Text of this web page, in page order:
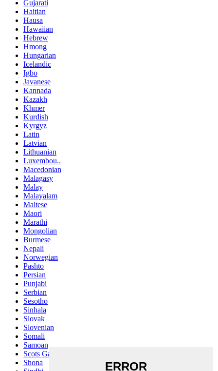
Gujarati
Haitian
Hausa
Hawaiian
Hebrew
Hmong
Hungarian
Icelandic
Igbo
Javanese
Kannada
Kazakh
Khmer
Kurdish
Kyrgyz
Latin
Latvian
Lithuanian
Luxembou..
Macedonian
Malagasy
Malay
Malayalam
Maltese
Maori
Marathi
Mongolian
Burmese
Nepali
Norwegian
Pashto
Persian
Punjabi
Serbian
Sesotho
Sinhala
Slovak
Slovenian
Somali
Samoan
Scots Gaelic
Shona